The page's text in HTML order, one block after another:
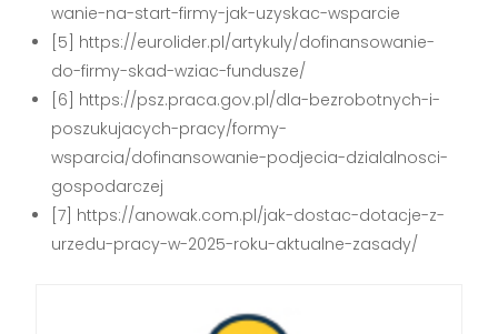
wanie-na-start-firmy-jak-uzyskac-wsparcie
[5] https://eurolider.pl/artykuly/dofinansowanie-
do-firmy-skad-wziac-fundusze/
[6] https://psz.praca.gov.pl/dla-bezrobotnych-i-
poszukujacych-pracy/formy-
wsparcia/dofinansowanie-podjecia-dzialalnosci-
gospodarczej
[7] https://anowak.com.pl/jak-dostac-dotacje-z-
urzedu-pracy-w-2025-roku-aktualne-zasady/